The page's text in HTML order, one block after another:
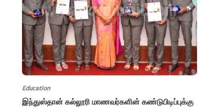
Education
இந்துஸ்தான் கல்லூரி மாணவர்களின் கண்டுபிடிப்புக்கு